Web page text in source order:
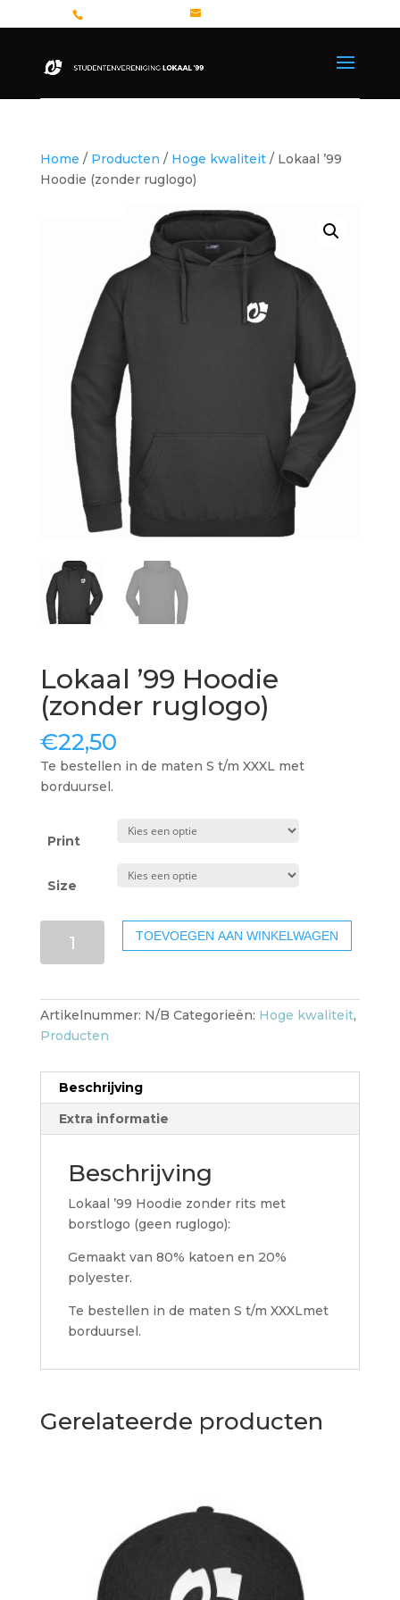
Home / Producten / Hoge kwaliteit/ Lokaal ’99
Hoodie (zonder ruglogo)
Lokaal ’99 Hoodie
(zonder ruglogo)
€22,50
Te bestellen in de maten S t/m XXXL met
borduursel.
Print
Size
ruglogo)
aantal
TOEVOEGEN AAN WINKELWAGEN
Artikelnummer: N/B Categorieën: Hoge kwaliteit,
Producten
Beschrijving
Extra informatie
Beschrijving
Lokaal ’99 Hoodie zonder rits met
borstlogo (geen ruglogo):
Gemaakt van 80% katoen en 20%
polyester.
Te bestellen in de maten S t/m XXXLmet
borduursel.
Gerelateerde producten